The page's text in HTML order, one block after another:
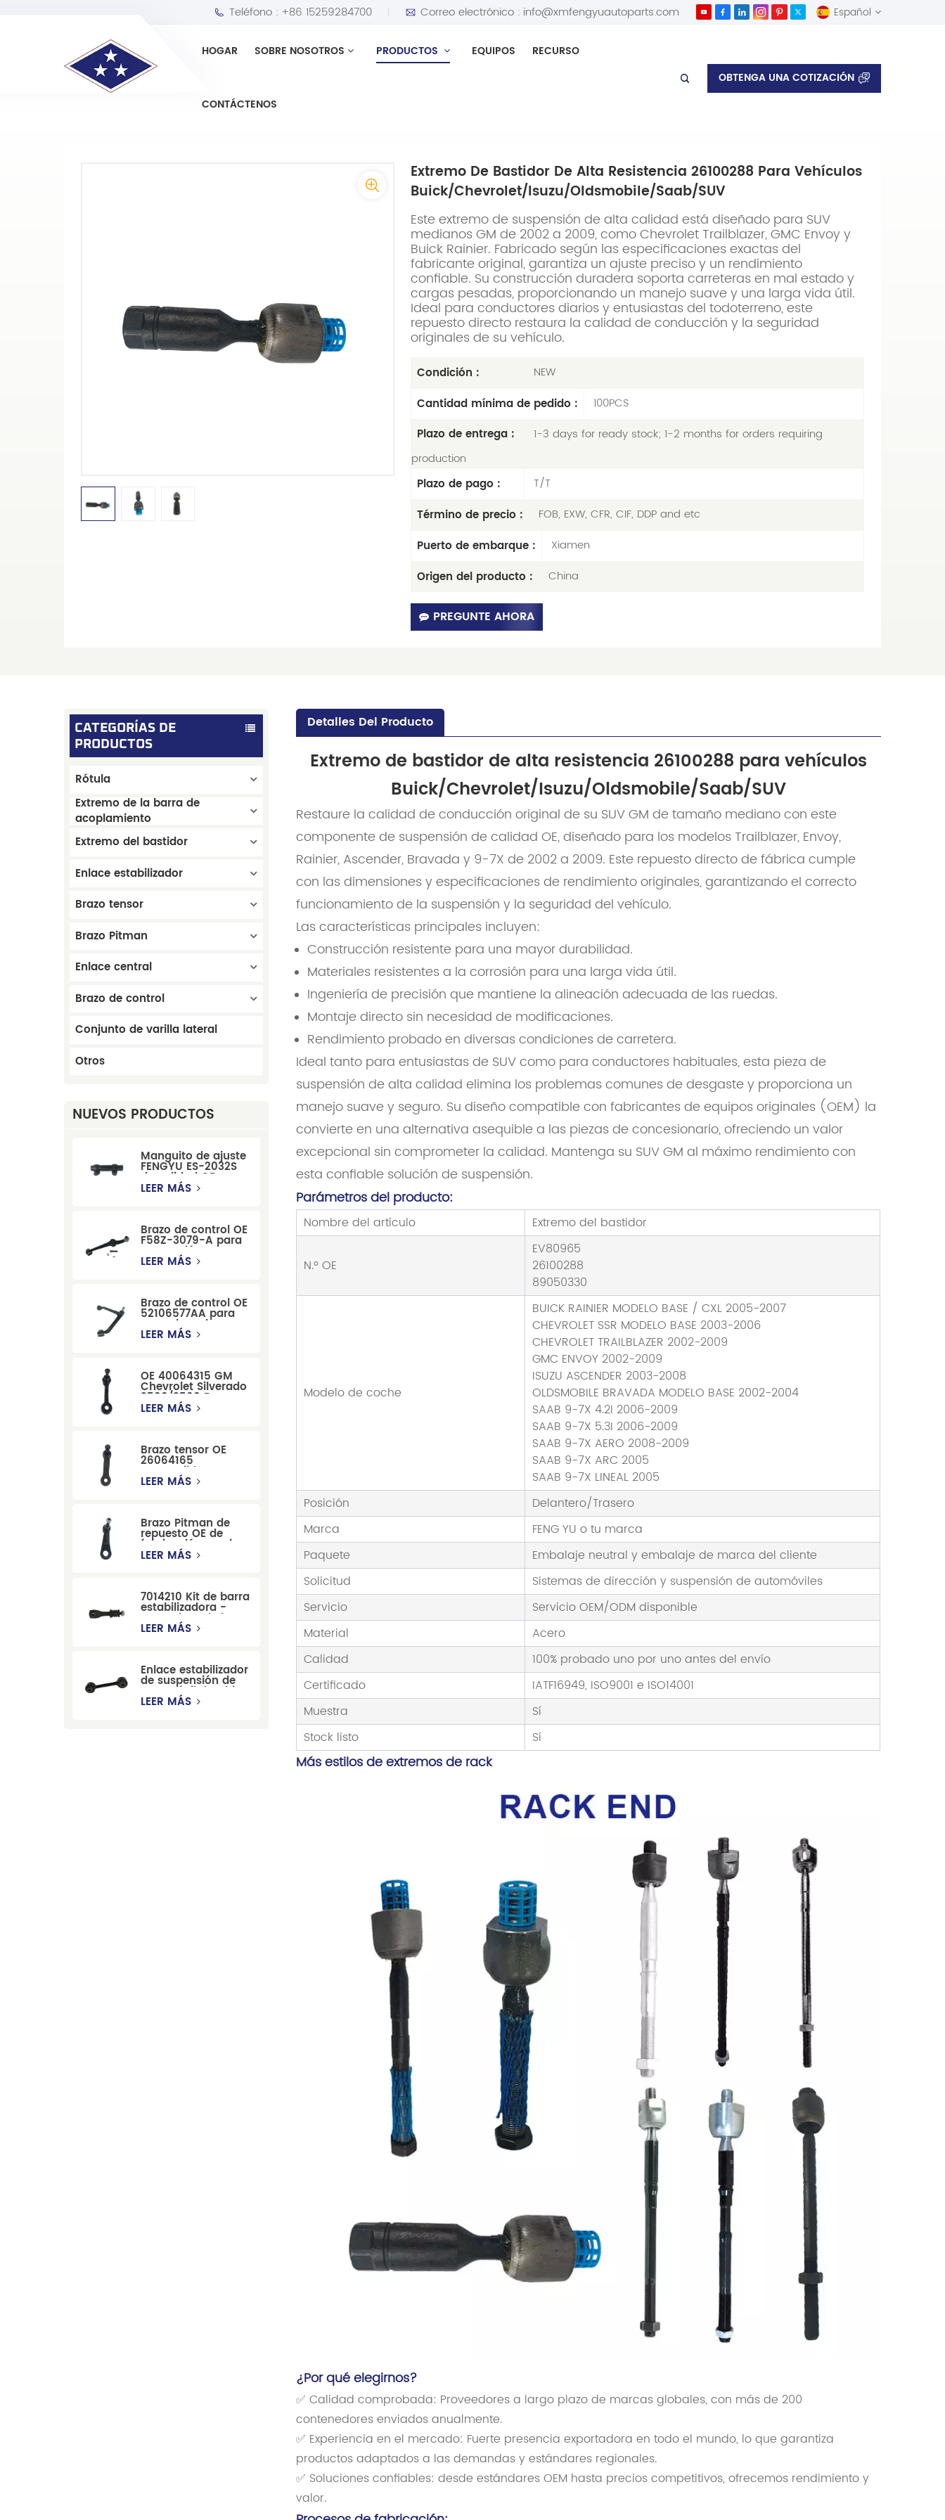
Teléfono : +86 15259284700 Correo electrónico : info@xmfengyuautoparts.com Español
English
HOGAR SOBRE NOSOTROS PRODUCTOS EQUIPOS RECURSO
CONTÁCTENOS
OBTENGA UNA COTIZACIÓN
HOGAR Extremo del bastidor Extremo de bastidor de alta resistencia 26100288 para vehículos Buick/Chevrolet/Isuzu/Oldsmobile/Saab/SUV
Extremo De Bastidor De Alta Resistencia 26100288 Para Vehículos
Buick/Chevrolet/Isuzu/Oldsmobile/Saab/SUV
Este extremo de suspensión de alta calidad está diseñado para SUV
medianos GM de 2002 a 2009, como Chevrolet Trailblazer, GMC Envoy y
Buick Rainier. Fabricado según las especificaciones exactas del
fabricante original, garantiza un ajuste preciso y un rendimiento
confiable. Su construcción duradera soporta carreteras en mal estado y
cargas pesadas, proporcionando un manejo suave y una larga vida útil.
Ideal para conductores diarios y entusiastas del todoterreno, este
repuesto directo restaura la calidad de conducción y la seguridad
originales de su vehículo.
Condición :
NEW
Cantidad mínima de pedido :
100PCS
Plazo de entrega :
1-3 days for ready stock; 1-2 months for orders requiring
production
Plazo de pago :
T/T
Término de precio :
FOB, EXW, CFR, CIF, DDP and etc
Puerto de embarque :
Xiamen
Origen del producto :
China
PREGUNTE AHORA
CATEGORÍAS DE
PRODUCTOS
Rótula
Extremo de la barra de
acoplamiento
Extremo del bastidor
Enlace estabilizador
Brazo tensor
Brazo Pitman
Enlace central
Brazo de control
Conjunto de varilla lateral
Otros
NUEVOS PRODUCTOS
Manguito de ajuste
FENGYU ES-2032S
de calidad OE para
Mercury, Pontiac,
LEER MÁS
Brazo de control OE
F58Z-3079-A para
suspensión
delantera de Ford
LEER MÁS
Brazo de control OE
52106577AA para
reemplazo de
suspensión de
Durango
LEER MÁS
OE 40064315 GM
Chevrolet Silverado
2500/3500 Brazo
tensor para una
LEER MÁS
Brazo tensor OE
26064165
compatible con
modelos Cadillac
LEER MÁS
Brazo Pitman de
repuesto OE de
fabricación precisa
12479051, fabricado
Cadillac, Chevrolet
y Hummer.
LEER MÁS
7014210 Kit de barra
estabilizadora -
Reemplazo de barra
estabilizadora de
LEER MÁS
Enlace estabilizador
de suspensión de
automóvil de China
para Chevrolet
LEER MÁS
Detalles Del Producto
Extremo de bastidor de alta resistencia 26100288 para vehículos
Buick/Chevrolet/Isuzu/Oldsmobile/Saab/SUV
Restaure la calidad de conducción original de su SUV GM de tamaño mediano con este
componente de suspensión de calidad OE, diseñado para los modelos Trailblazer, Envoy,
Rainier, Ascender, Bravada y 9-7X de 2002 a 2009. Este repuesto directo de fábrica cumple
con las dimensiones y especificaciones de rendimiento originales, garantizando el correcto
funcionamiento de la suspensión y la seguridad del vehículo.
Las características principales incluyen:
Construcción resistente para una mayor durabilidad.
Materiales resistentes a la corrosión para una larga vida útil.
Ingeniería de precisión que mantiene la alineación adecuada de las ruedas.
Montaje directo sin necesidad de modificaciones.
Rendimiento probado en diversas condiciones de carretera.
Ideal tanto para entusiastas de SUV como para conductores habituales, esta pieza de
suspensión de alta calidad elimina los problemas comunes de desgaste y proporciona un
manejo suave y seguro. Su diseño compatible con fabricantes de equipos originales (OEM) la
convierte en una alternativa asequible a las piezas de concesionario, ofreciendo un valor
excepcional sin comprometer la calidad. Mantenga su SUV GM al máximo rendimiento con
esta confiable solución de suspensión.
Parámetros del producto:
Nombre del artículo Extremo del bastidor
N.º OE
EV80965
26100288
89050330
Modelo de coche
BUICK RAINIER MODELO BASE / CXL 2005-2007
CHEVROLET SSR MODELO BASE 2003-2006
CHEVROLET TRAILBLAZER 2002-2009
GMC ENVOY 2002-2009
ISUZU ASCENDER 2003-2008
OLDSMOBILE BRAVADA MODELO BASE 2002-2004
SAAB 9-7X 4.2I 2006-2009
SAAB 9-7X 5.3I 2006-2009
SAAB 9-7X AERO 2008-2009
SAAB 9-7X ARC 2005
SAAB 9-7X LINEAL 2005
Posición
Delantero/Trasero
Marca
FENG YU o tu marca
Paquete
Embalaje neutral y embalaje de marca del cliente
Solicitud
Sistemas de dirección y suspensión de automóviles
Servicio
Servicio OEM/ODM disponible
Material
Acero
Calidad
100% probado uno por uno antes del envío
Certificado
IATF16949, ISO9001 e ISO14001
Muestra
Sí
Stock listo
Sí
Más estilos de extremos de rack
¿Por qué elegirnos?
✅ Calidad comprobada: Proveedores a largo plazo de marcas globales, con más de 200
contenedores enviados anualmente.
✅ Experiencia en el mercado: Fuerte presencia exportadora en todo el mundo, lo que garantiza
productos adaptados a las demandas y estándares regionales.
✅ Soluciones confiables: desde estándares OEM hasta precios competitivos, ofrecemos rendimiento y
valor.